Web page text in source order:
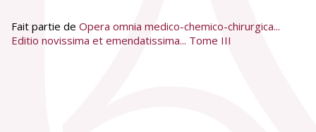
Fait partie de Opera omnia medico-chemico-chirurgica...
Editio novissima et emendatissima... Tome III